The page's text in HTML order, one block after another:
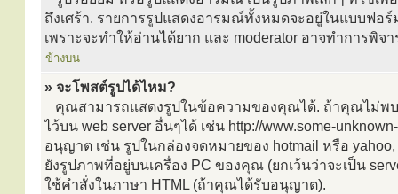
ถึงเศร้า. รายการรูปแสดงอารมณ์ทั้งหมดจะอยู่ในแบบฟ
เพราะจะทำให้อ่านได้ยาก และ moderator อาจทำการพิ
ข้างบน
» จะโพสต์รูปได้ไหม?
คุณสามารถแสดงรูปในข้อความของคุณได้. ถ้าคุณไม่พ
ไว้บน web server อื่นๆได้ เช่น http://www.some-
อนุญาต เช่น รูปในกล่องจดหมายของ hotmail หรือ
ยังรูปภาพที่อยู่บนเครื่อง PC ของคุณ (ยกเว้นว่าจะเป็น
ใช้คำสั่งในภาษา HTML (ถ้าคุณได้รับอนุญาต).